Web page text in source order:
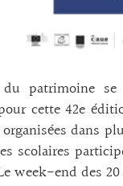
du patrimoine
cette 42e
dans
scolaires
week-end des